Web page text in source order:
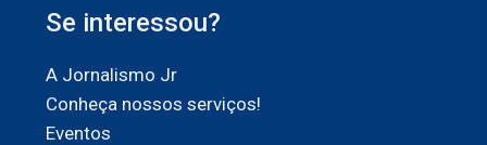
Se interessou?
A Jornalismo Jr
Conheça nossos serviços!
Eventos